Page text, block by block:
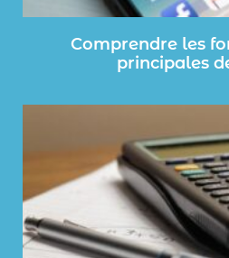
Comprendre les
principales